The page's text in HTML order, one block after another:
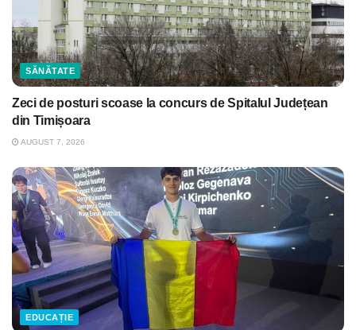
SĂNĂTATE
Zeci de posturi scoase la concurs de Spitalul Județean
din Timișoara
AUGUST 7, 2026
EDUCAȚIE